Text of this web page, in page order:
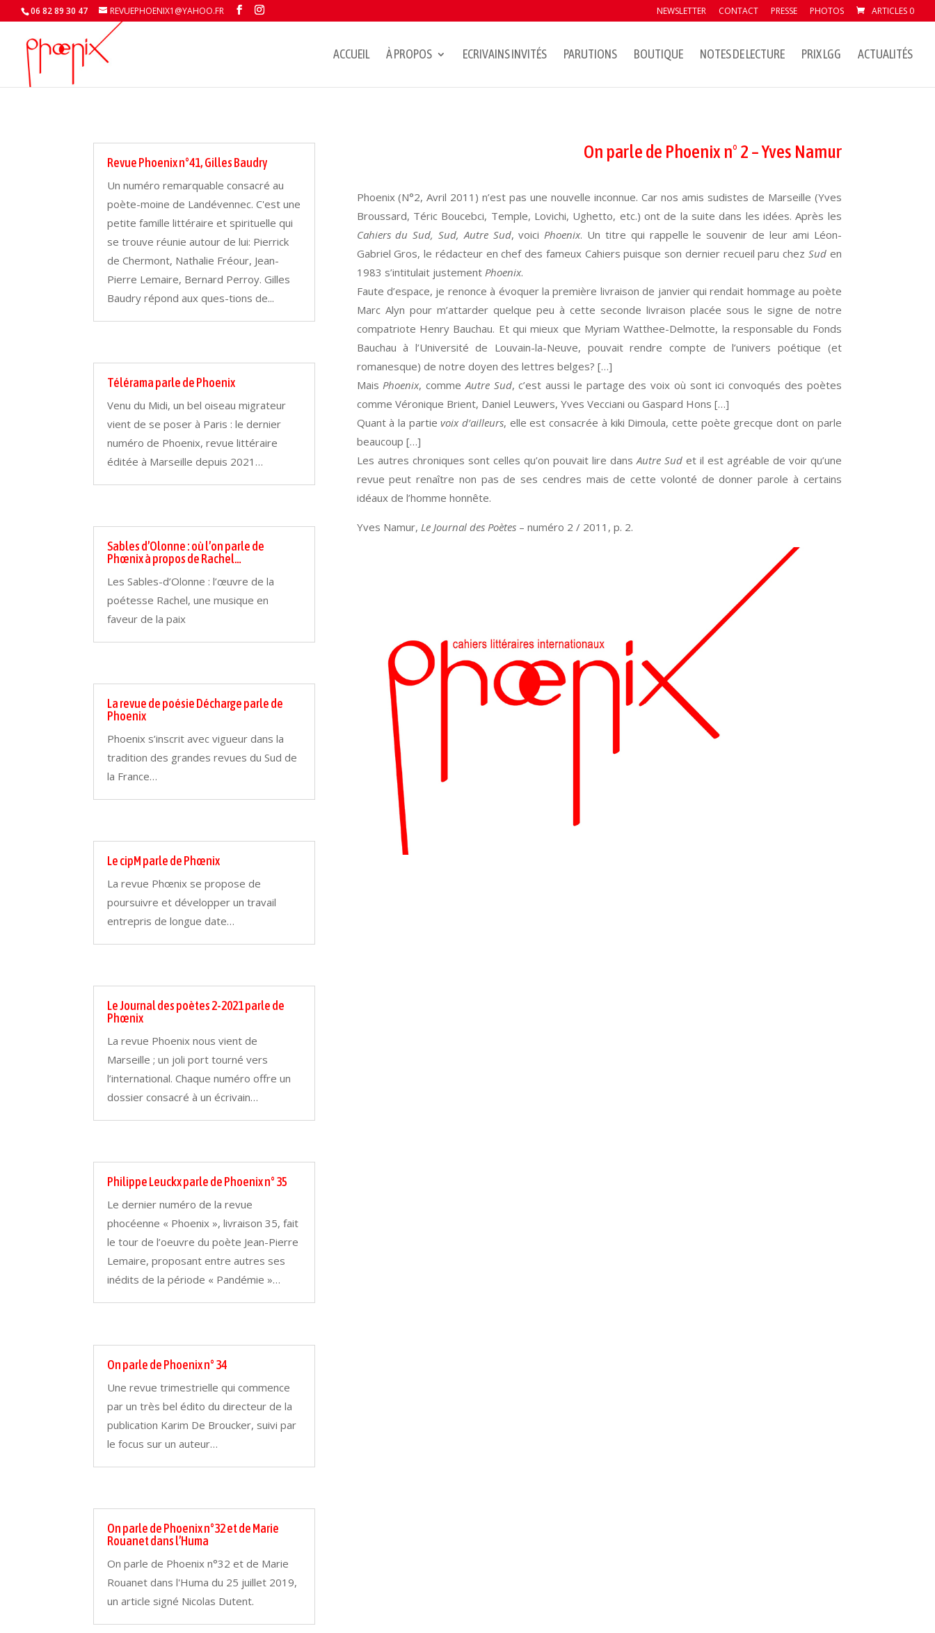
06 82 89 30 47 REVUEPHOENIX1@YAHOO.FR NEWSLETTER CONTACT PRESSE PHOTOS ARTICLES 0
ACCUEIL À PROPOS ECRIVAINS INVITÉS PARUTIONS BOUTIQUE NOTES DE LECTURE PRIX LGG ACTUALITÉS
Revue Phoenix n°41, Gilles Baudry
Un numéro remarquable consacré au
poète-moine de Landévennec. C'est une
petite famille littéraire et spirituelle qui
se trouve réunie autour de lui: Pierrick
de Chermont, Nathalie Fréour, Jean-
Pierre Lemaire, Bernard Perroy. Gilles
Baudry répond aux ques-tions de...
Télérama parle de Phoenix
Venu du Midi, un bel oiseau migrateur
vient de se poser à Paris : le dernier
numéro de Phoenix, revue littéraire
éditée à Marseille depuis 2021…
Sables d’Olonne : où l’on parle de
Phœnix à propos de Rachel…
Les Sables-d’Olonne : l’œuvre de la
poétesse Rachel, une musique en
faveur de la paix
La revue de poésie Décharge parle de
Phoenix
Phoenix s’inscrit avec vigueur dans la
tradition des grandes revues du Sud de
la France…
Le cipM parle de Phœnix
La revue Phœnix se propose de
poursuivre et développer un travail
entrepris de longue date…
Le Journal des poètes 2-2021 parle de
Phœnix
La revue Phoenix nous vient de
Marseille ; un joli port tourné vers
l’international. Chaque numéro offre un
dossier consacré à un écrivain…
Philippe Leuckx parle de Phoenix n° 35
Le dernier numéro de la revue
phocéenne « Phoenix », livraison 35, fait
le tour de l’oeuvre du poète Jean-Pierre
Lemaire, proposant entre autres ses
inédits de la période « Pandémie »…
On parle de Phoenix n° 34
Une revue trimestrielle qui commence
par un très bel édito du directeur de la
publication Karim De Broucker, suivi par
le focus sur un auteur…
On parle de Phoenix n°32 et de Marie
Rouanet dans l’Huma
On parle de Phoenix n°32 et de Marie
Rouanet dans l'Huma du 25 juillet 2019,
un article signé Nicolas Dutent.
On parle de Phoenix n° 2 – Yves Namur
Phoenix (N°2, Avril 2011) n’est pas une nouvelle inconnue. Car nos amis sudistes de Marseille (Yves
Broussard, Téric Boucebci, Temple, Lovichi, Ughetto, etc.) ont de la suite dans les idées. Après les
Cahiers du Sud, Sud, Autre Sud, voiciPhoenix. Un titre qui rappelle le souvenir de leur ami Léon-
Gabriel Gros, le rédacteur en chef des fameux Cahiers puisque son dernier recueil paru chez Suden
1983 s’intitulait justement Phoenix.
Faute d’espace, je renonce à évoquer la première livraison de janvier qui rendait hommage au poète
Marc Alyn pour m’attarder quelque peu à cette seconde livraison placée sous le signe de notre
compatriote Henry Bauchau. Et qui mieux que Myriam Watthee-Delmotte, la responsable du Fonds
Bauchau à l’Université de Louvain-la-Neuve, pouvait rendre compte de l’univers poétique (et
romanesque) de notre doyen des lettres belges? […]
MaisPhoenix, commeAutre Sud, c’est aussi le partage des voix où sont ici convoqués des poètes
comme Véronique Brient, Daniel Leuwers, Yves Vecciani ou Gaspard Hons […]
Quant à la partievoix d’ailleurs, elle est consacrée à kiki Dimoula, cette poète grecque dont on parle
beaucoup […]
Les autres chroniques sont celles qu’on pouvait lire dansAutre Sudet il est agréable de voir qu’une
revue peut renaître non pas de ses cendres mais de cette volonté de donner parole à certains
idéaux de l’homme honnête.
Yves Namur, Le Journal des Poètes– numéro 2 / 2011, p. 2.